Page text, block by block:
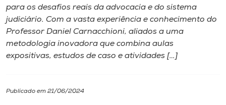
A
para os desafios reais da advocacia e do sistema
judiciário. Com a vasta experiência e conhecimento do
Professor Daniel Carnacchioni, aliados a uma
metodologia inovadora que combina aulas
expositivas, estudos de caso e atividades […]
Publicado em 21/06/2024